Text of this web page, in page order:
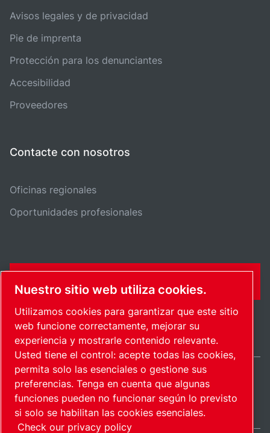
Avisos legales y de privacidad
Pie de imprenta
Protección para los denunciantes
Accesibilidad
Proveedores
Contacte con nosotros
Oficinas regionales
Oportunidades profesionales
Mapa del sitioAdministrar cookies © 2026 Copyright.
International / ES
Nuestro sitio web utiliza cookies.
Utilizamos cookies para garantizar que este sitio
web funcione correctamente, mejorar su
experiencia y mostrarle contenido relevante.
Usted tiene el control: acepte todas las cookies,
permita solo las esenciales o gestione sus
preferencias. Tenga en cuenta que algunas
funciones pueden no funcionar según lo previsto
si solo se habilitan las cookies esenciales.
Check our privacy policy